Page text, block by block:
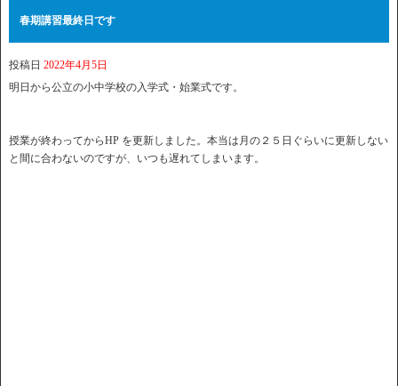
春期講習最終日です
投稿日 2022年4月5日
明日から公立の小中学校の入学式・始業式です。
授業が終わってからHP を更新しました。本当は月の２５日ぐらいに更新しない
と間に合わないのですが、いつも遅れてしまいます。